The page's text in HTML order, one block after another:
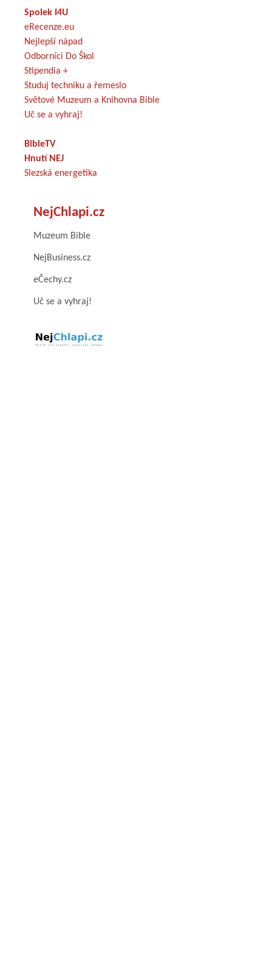
Spolek I4U
eRecenze.eu
Nejlepší nápad
Odborníci Do Škol
Stipendia +
Studuj techniku a řemeslo
Světové Muzeum a Knihovna Bible
Uč se a vyhraj!
BibleTV
Hnutí NEJ
Slezská energetika
NejChlapi.cz
Muzeum Bible
NejBusiness.cz
eČechy.cz
Uč se a vyhraj!